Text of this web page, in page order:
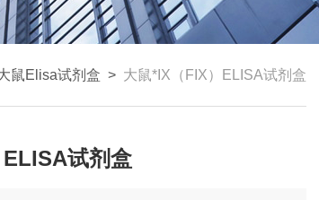
鼠Elisa试剂盒 > 大鼠*IX（FIX）ELISA试剂盒
试剂盒